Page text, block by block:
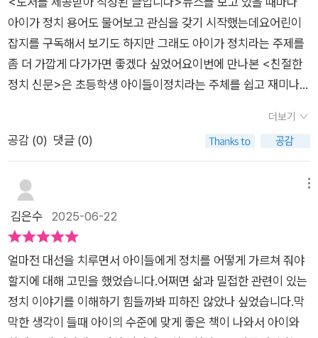
지 기사가 담겨있다해시태그도 있어 기사 관련해서더 많은 이야
기를 검색해 봐도 좋을듯하다​초등학교 교사들이 직접 만든 책이
라초등 아이들의 눈높이에딱 안성맞춤이라 할 수 있다​짧고 간단
한 기사라 지루할 틈 없이다음 기사가 궁금해질 거라 생각된다2
장은 대통령과 정부 관련 기사를 보여준다초등 고학년 사회 과목
에 담긴정부 관련 개념과 어휘들이기사 속에 숨겨져자연스럽게
이해할 수 있도록 도와준다〔파출소로 배달된 초등학생의 따뜻한
킨을 놓고 갔다1년 전 이 어린이가파출소에서 경찰에게 상담을
받고나쁜 버릇을 고칠 수 있어고마운 마음을 1년 동안의 용돈을
모아표현한 것이었다위 내용을 이야기하며 경찰과 검사가우리
사회에 어떤 역할을 하는지에 대한 내용이 담겨있다​《내용 체크》
코너에서 어휘 뜻을 물어보고경찰과 검사가 하는 일을 비교하며
누구의 역할이 더 중요하다고 생각하는지를묻는 질문으로 생각
을 정리할 시간을 준다​《정치 톡톡》에서는 큰 사람들의 잘못을조
사하는 공수처(고위 공직자 범죄 수사처)의역할에 대한 대화를
아이가 정치 용어도 물어보고 관심을 갖기 시작했는데요어린이
잡지를 구독해서 보기도 하지만 그래도 아이가 정치라는 주제를
좀 더 가깝게 다가가면 좋겠다 싶었어요이번에 만나본 <친절한
정치 신문>은 초등학생 아이들이정치라는 주체를 쉽고 재미나게
문을 통해정치 기사를 읽어도보고 해시태그 표시가 되어 있어서
핵심 내용이 이렇구나 알 수 있기도 해요정치기사도 초등학생이
반영한 50가지 기사를 담아낸 책입니다​저도 같이 읽다보니 교과
서 속 필수 정치 개념을정치 핵심 어휘로 강조해서 읽으면 확실히
도움이 되더라구요어휘 풀이까지 같이 있으니 어려워 하는 단어
썼다고 하는데요그래서 확실히 더 마음에 드는 것 같아요​중간 중
간 단계별로 문제도 있어서 내용을 이해했는지 어휘도 점검해보
고한권의 책에 유익한 내용을 정말 많이 담아냈어요​​또 선생님과
학생들의 대화를 통해 정치지식도 넓힐 수 있는데요아이들이 정
더보기
공감 (0) 댓글 (0)
김은수 2025-06-22
얼마전 대선을 치루면서 아이들에게 정치를 어떻게 가르쳐 줘야
할지에 대해 고민을 했었습니다.어쩌면 삶과 밀접한 관련이 있는
정치 이야기를 이해하기 힘들까봐 피하진 않았나 싶었습니다.막
막한 생각이 들때 아이의 수준에 맞게 좋은 책이 나와서 아이와